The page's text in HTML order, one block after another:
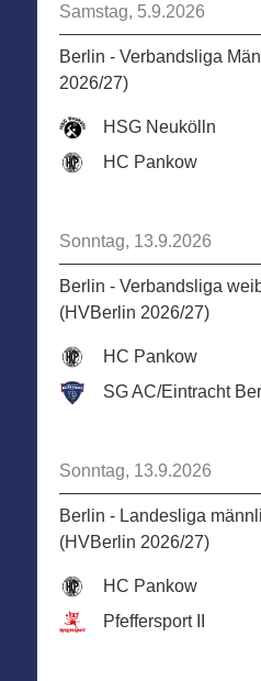
Samstag, 5.9.2026
Berlin - Verbandsliga
2026/27)
HSG Neukölln
HC Pankow
Sonntag, 13.9.2026
Berlin - Verbandsliga
(HVBerlin 2026/27)
HC Pankow
SG AC/Eintracht
Sonntag, 13.9.2026
Berlin - Landesliga
(HVBerlin 2026/27)
HC Pankow
Pfeffersport II